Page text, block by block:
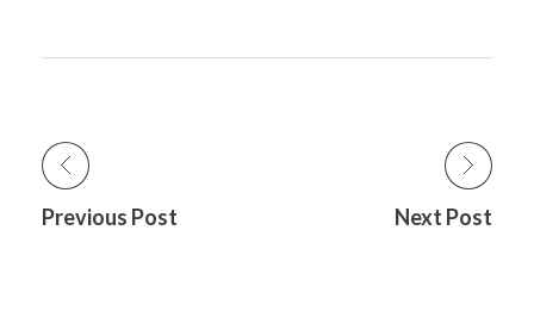
Previous Post Next Post